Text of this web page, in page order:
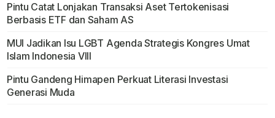
Pintu Catat Lonjakan Transaksi Aset Tertokenisasi
Berbasis ETF dan Saham AS
MUI Jadikan Isu LGBT Agenda Strategis Kongres Umat
Islam Indonesia VIII
Pintu Gandeng Himapen Perkuat Literasi Investasi
Generasi Muda